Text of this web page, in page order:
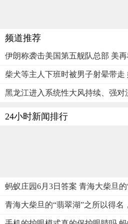
频道推荐
伊朗称袭击美国第五舰队总部 美
柴犬等主人下班时被男子射晕带走
黑龙江进入系统性大风持续、强对
24小时新闻排行
蚂蚁庄园6月3日答案 青海大柴旦的
青海大柴旦的“翡翠湖”之所以得名